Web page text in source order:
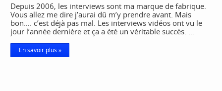
Depuis 2006, les interviews sont ma marque de fabrique.
Vous allez me dire j’aurai dû m’y prendre avant. Mais
bon…. c’est déjà pas mal. Les interviews vidéos ont vu le
jour l’année dernière et ça a été un véritable succès. …
En savoir plus »